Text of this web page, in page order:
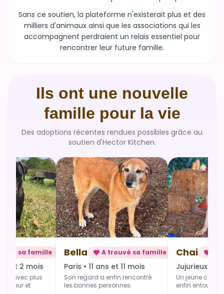
Sans ce soutien, la plateforme n'existerait plus et des
milliers d'animaux ainsi que les associations qui les
accompagnent perdraient un relais essentiel pour
rencontrer leur future famille.
Ils ont une nouvelle
famille pour la vie
Des adoptions récentes rendues possibles grâce au
soutien d'Hector Kitchen.
sa famille
et 2 mois
avec plus
et
Bella A trouvé sa famille
Paris • 11 ans et 11 mois
Son regard a enfin rencontré
les bonnes personnes.
Chai
Jujurieux • 1
Un jeune
enfin entouré